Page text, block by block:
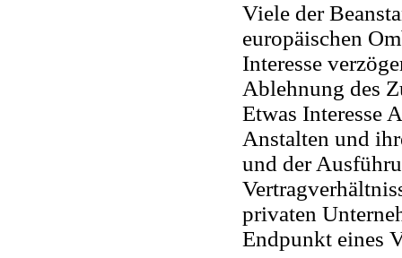
Viele der
europäischen
Interesse
Ablehnung des
Etwas Interesse
Anstalten und
und der
privaten
Endpunkt eines